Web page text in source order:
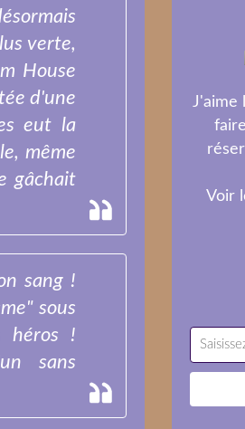
verte,
House
d'une
eut la
même
gâchait
sang !
sous
héros !
sans
J'aime
Voir